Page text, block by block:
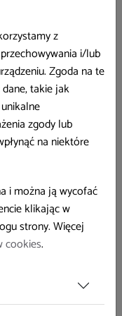
skłonną do
emocji, takich
z
i/lub
Zgoda na te
takie jak
zgody lub
na niektóre
i można ją wycofać
klikając w
strony. Więcej
cookies.